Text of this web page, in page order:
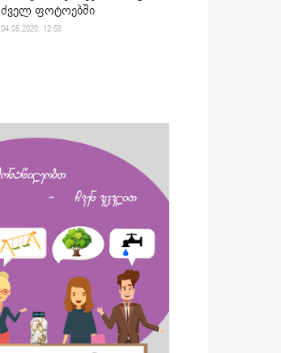
ძველ ფოტოებში
04.05.2020. 12:58